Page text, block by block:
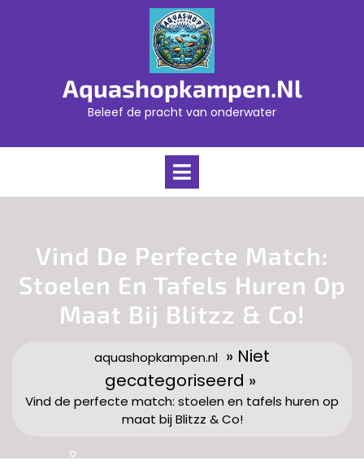
Aquashopkampen.nl
Beleef de pracht van onderwater
Open
Vind De Perfecte Match:
Stoelen En Tafels Huren Op
Maat Bij Blitzz & Co!
aquashopkampen.nl » Niet
gecategoriseerd »
Vind de perfecte match: stoelen en tafels huren op
maat bij Blitzz & Co!